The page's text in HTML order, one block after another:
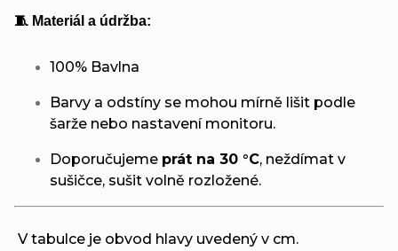
🧵 Materiál a údržba:
100% Bavlna
Barvy a odstíny se mohou mírně lišit podle
šarže nebo nastavení monitoru.
Doporučujeme prát na 30 °C, neždímat v
sušičce, sušit volně rozložené.
V tabulce je obvod hlavy uvedený v cm.